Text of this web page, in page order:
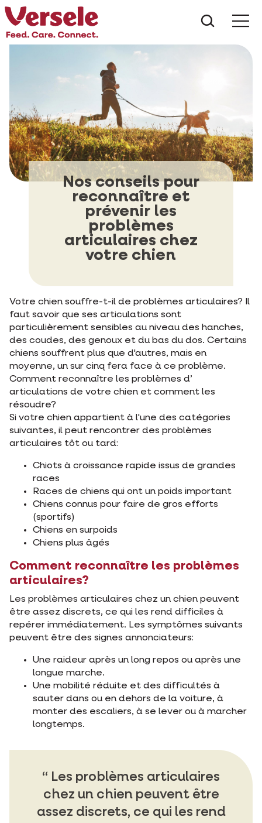
Nos conseils pour
reconnaître et
prévenir les
problèmes
articulaires chez
votre chien
Votre chien souffre-t-il de problèmes articulaires? Il
faut savoir que ses articulations sont
particulièrement sensibles au niveau des hanches,
des coudes, des genoux et du bas du dos. Certains
chiens souffrent plus que d'autres, mais en
moyenne, un sur cinq fera face à ce problème.
Comment reconnaître les problèmes d’
articulations de votre chien et comment les
résoudre?
Si votre chien appartient à l'une des catégories
suivantes, il peut rencontrer des problèmes
articulaires tôt ou tard:
Chiots à croissance rapide issus de grandes
races
Races de chiens qui ont un poids important
Chiens connus pour faire de gros efforts
(sportifs)
Chiens en surpoids
Chiens plus âgés
Comment reconnaître les problèmes
articulaires?
Les problèmes articulaires chez un chien peuvent
être assez discrets, ce qui les rend difficiles à
repérer immédiatement. Les symptômes suivants
peuvent être des signes annonciateurs:
Une raideur après un long repos ou après une
longue marche.
Une mobilité réduite et des difficultés à
sauter dans ou en dehors de la voiture, à
monter des escaliers, à se lever ou à marcher
longtemps.
Les problèmes articulaires
chez un chien peuvent être
assez discrets, ce qui les rend